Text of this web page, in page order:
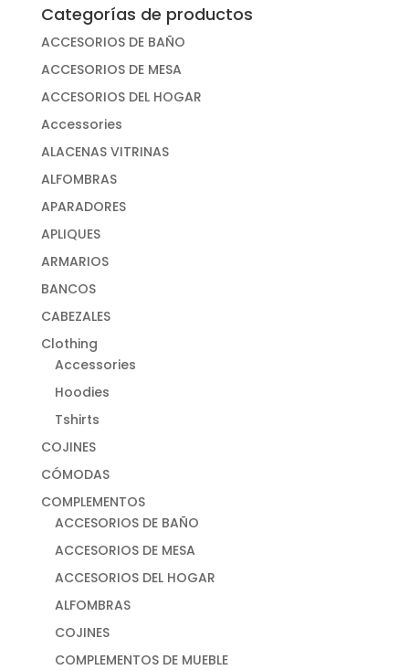
Categorías de productos
ACCESORIOS DE BAÑO
ACCESORIOS DE MESA
ACCESORIOS DEL HOGAR
Accessories
ALACENAS VITRINAS
ALFOMBRAS
APARADORES
APLIQUES
ARMARIOS
BANCOS
CABEZALES
Clothing
Accessories
Hoodies
Tshirts
COJINES
CÓMODAS
COMPLEMENTOS
ACCESORIOS DE BAÑO
ACCESORIOS DE MESA
ACCESORIOS DEL HOGAR
ALFOMBRAS
COJINES
COMPLEMENTOS DE MUEBLE